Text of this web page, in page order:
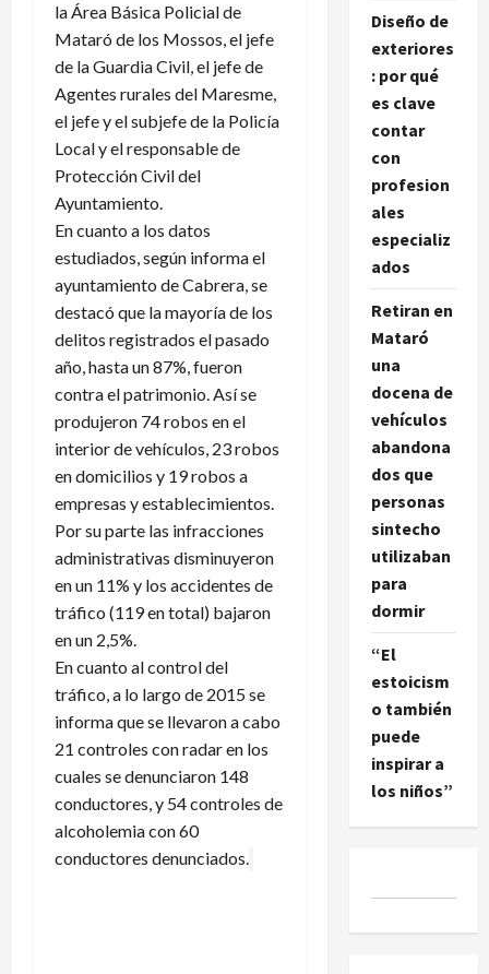
la Área Básica Policial de
Mataró de los Mossos, el jefe
de la Guardia Civil, el jefe de
Agentes rurales del Maresme,
el jefe y el subjefe de la Policía
Local y el responsable de
Protección Civil del
Ayuntamiento.
En cuanto a los datos
estudiados, según informa el
ayuntamiento de Cabrera, se
destacó que la mayoría de los
delitos registrados el pasado
año, hasta un 87%, fueron
contra el patrimonio. Así se
produjeron 74 robos en el
interior de vehículos, 23 robos
en domicilios y 19 robos a
empresas y establecimientos.
Por su parte las infracciones
administrativas disminuyeron
en un 11% y los accidentes de
tráfico (119 en total) bajaron
en un 2,5%.
En cuanto al control del
tráfico, a lo largo de 2015 se
informa que se llevaron a cabo
21 controles con radar en los
cuales se denunciaron 148
conductores, y 54 controles de
alcoholemia con 60
conductores denunciados.
Diseño de
exteriores
: por qué
es clave
contar
con
profesion
ales
especializ
ados
Retiran en
Mataró
una
docena de
vehículos
abandona
dos que
personas
sintecho
utilizaban
para
dormir
“El
estoicism
o también
puede
inspirar a
los niños”